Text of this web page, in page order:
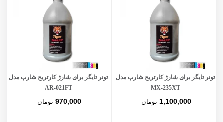
تونر تایگر برای شارژ کارتریج شارپ مدل
MX-235XT
1,100,000 تومان
تونر تایگر برای شارژ کارتریج شارپ مدل
AR-021FT
970,000 تومان